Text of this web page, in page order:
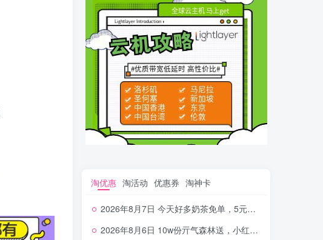
淘优惠 淘活动 优惠券 淘神卡
2026年8月7日 今天好多奶茶免单，5元农行省钱卡，京东抢0.01沪上，邮储5.88元等
2026年8月6日 10w份亓气森林送，小红书12元无门槛，中行电费30-10，0元柠檬水+0撸汉堡等